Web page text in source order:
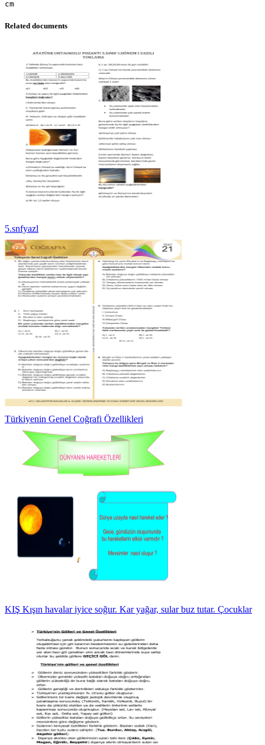
Related documents
5.snfyazl
Türkiyenin Genel Coğrafi Özellikleri
KIŞ Kışın havalar iyice soğur. Kar yağar, sular buz tutar. Çocuklar